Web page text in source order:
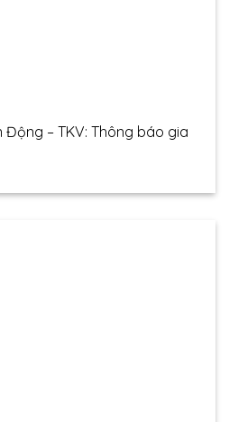
Động – TKV: Thông báo gia